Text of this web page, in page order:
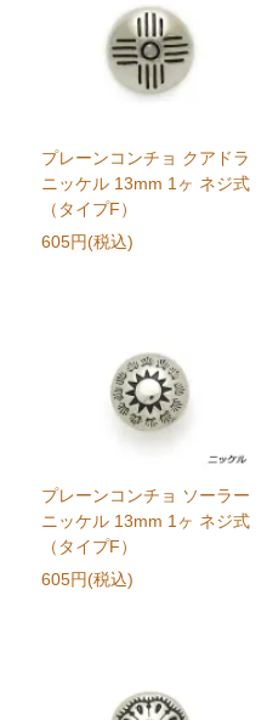
プレーンコンチョ クアドラ
ニッケル 13mm 1ヶ ネジ式
（タイプF）
605円(税込)
プレーンコンチョ ソーラー
ニッケル 13mm 1ヶ ネジ式
（タイプF）
605円(税込)